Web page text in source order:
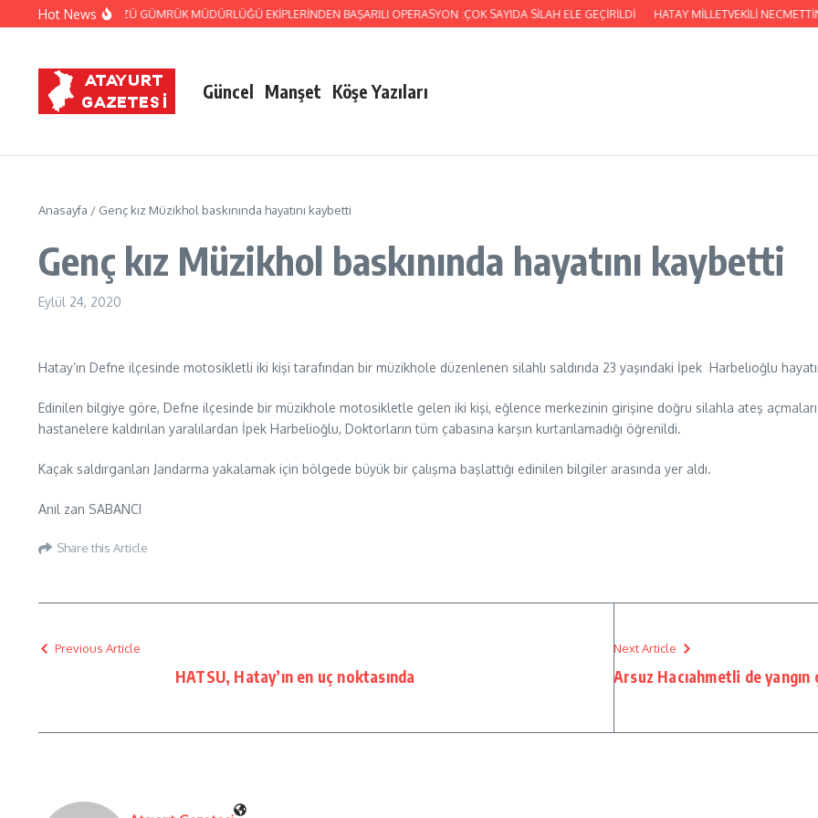
İçeriğe atlaHot News
VE CİLVEGÖZÜ GÜMRÜK MÜDÜRLÜĞÜ EKİPLERİNDEN BAŞARILI OPERASYON :ÇOK SAYIDA SİLAH ELE GEÇİRİLDİ HATAY MİLLETVEKİLİ
Güncel Manşet Köşe Yazıları
Anasayfa / Genç kız Müzikhol baskınında hayatını kaybetti
Genç kız Müzikhol baskınında hayatını kaybetti
Eylül 24, 2020
Hatay’ın Defne ilçesinde motosikletli iki kişi tarafından bir müzikhole düzenlenen silahlı saldırıda 23 yaşındaki İpek Harbelioğlu
Edinilen bilgiye göre, Defne ilçesinde bir müzikhole motosikletle gelen iki kişi, eğlence merkezinin girişine doğru silahla ateş
hastanelere kaldırılan yaralılardan İpek Harbelioğlu, Doktorların tüm çabasına karşın kurtarılamadığı öğrenildi.
Kaçak saldırganları Jandarma yakalamak için bölgede büyük bir çalışma başlattığı edinilen bilgiler arasında yer aldı.
Anıl zan SABANCI
Share this Article
Previous Article
HATSU, Hatay’ın en uç noktasında
Next Article
Arsuz Hacıahmetli de yangın